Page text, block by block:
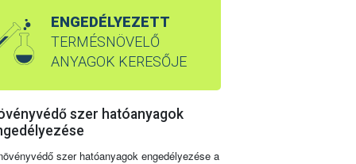
ENGEDÉLYEZETT
TERMÉSNÖVELŐ
ANYAGOK KERESŐJE
szer hatóanyagok
szer hatóanyagok engedélyezése a